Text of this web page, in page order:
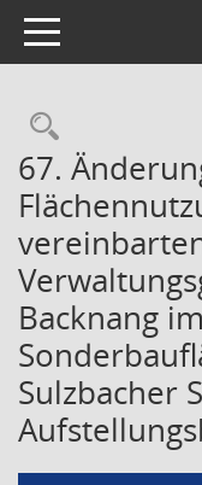
Toggle navigation
67.
Backnang
Sulzbacher